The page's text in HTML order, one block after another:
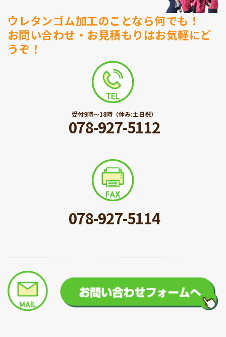
ウレタンゴム加工のことなら何でも！
お問い合わせ・お見積もりはお気軽にど
うぞ！
受付9時〜18時（休み:土日祝）
078-927-5112
078-927-5114